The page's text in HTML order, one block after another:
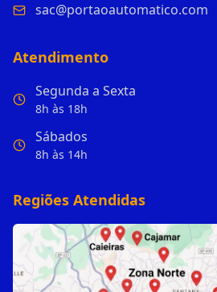
sac@portaoautomatico.com
Atendimento
Segunda a Sexta
8h às 18h
Sábados
8h às 14h
Regiões Atendidas